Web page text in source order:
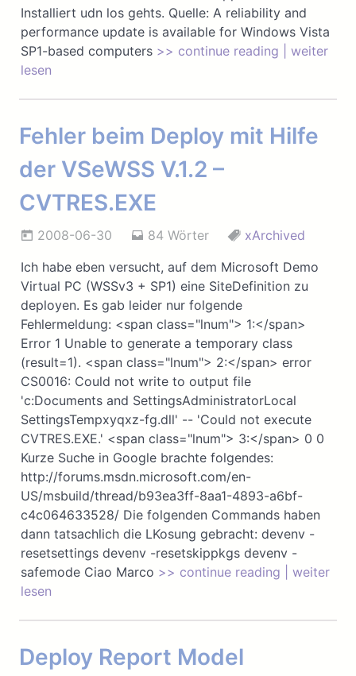
Installiert udn los gehts. Quelle: A reliability and
performance update is available for Windows Vista
SP1-based computers >> continue reading | weiter
lesen
Fehler beim Deploy mit Hilfe
der VSeWSS V.1.2 –
CVTRES.EXE
2008-06-30 84 Wörter
xArchived
Ich habe eben versucht, auf dem Microsoft Demo
Virtual PC (WSSv3 + SP1) eine SiteDefinition zu
deployen. Es gab leider nur folgende
Fehlermeldung: <span class="lnum"> 1:</span>
Error 1 Unable to generate a temporary class
(result=1). <span class="lnum"> 2:</span> error
CS0016: Could not write to output file
'c:Documents and SettingsAdministratorLocal
SettingsTempxyqxz-fg.dll' -- 'Could not execute
CVTRES.EXE.' <span class="lnum"> 3:</span> 0 0
Kurze Suche in Google brachte folgendes:
http://forums.msdn.microsoft.com/en-
US/msbuild/thread/b93ea3ff-8aa1-4893-a6bf-
c4c064633528/ Die folgenden Commands haben
dann tatsachlich die LKosung gebracht: devenv -
resetsettings devenv -resetskippkgs devenv -
safemode Ciao Marco >> continue reading | weiter
lesen
Deploy Report Model